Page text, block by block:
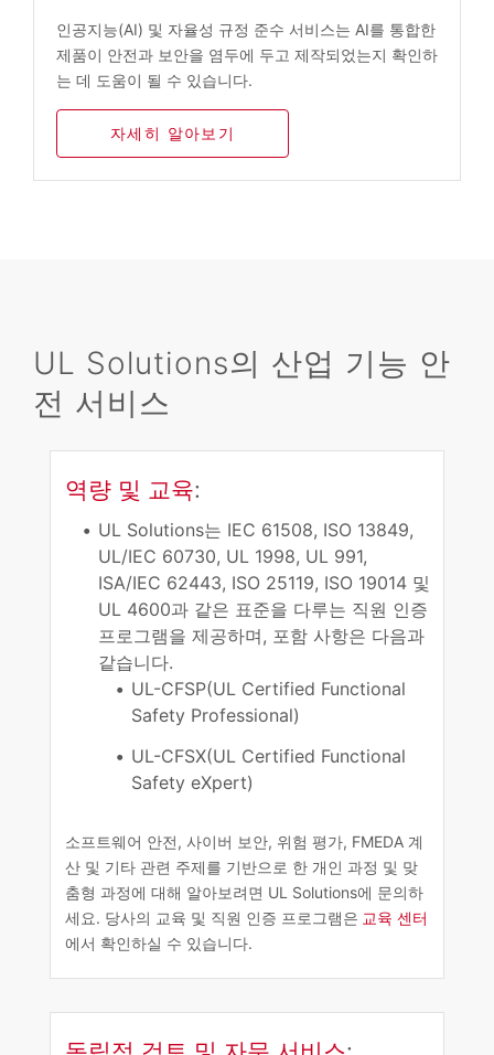
인공지능(AI) 및 자율성 규정 준수 서비스는 AI를 통합한
제품이 안전과 보안을 염두에 두고 제작되었는지 확인하
는 데 도움이 될 수 있습니다.
자세히 알아보기
UL Solutions의 산업 기능 안
전 서비스
역량 및 교육:
UL Solutions는 IEC 61508, ISO 13849,
UL/IEC 60730, UL 1998, UL 991,
ISA/IEC 62443, ISO 25119, ISO 19014 및
UL 4600과 같은 표준을 다루는 직원 인증
프로그램을 제공하며, 포함 사항은 다음과
같습니다.
UL-CFSP(UL Certified Functional
Safety Professional)
UL-CFSX(UL Certified Functional
Safety eXpert)
소프트웨어 안전, 사이버 보안, 위험 평가, FMEDA 계
산 및 기타 관련 주제를 기반으로 한 개인 과정 및 맞
춤형 과정에 대해 알아보려면 UL Solutions에 문의하
세요. 당사의 교육 및 직원 인증 프로그램은 교육 센터
에서 확인하실 수 있습니다.